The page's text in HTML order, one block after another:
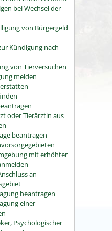
bei Wechsel der
von Bürgergeld
Kündigung nach
von Tierversuchen
melden
oder Tierärztin aus
beantragen
mit erhöhter
an
beantragen
einer
Psychologischer